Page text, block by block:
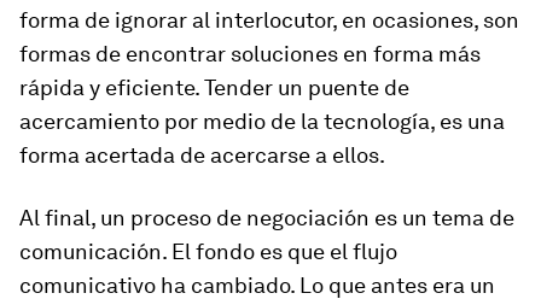
forma de ignorar al interlocutor, en ocasiones, son
formas de encontrar soluciones en forma más
rápida y eficiente. Tender un puente de
acercamiento por medio de la tecnología, es una
forma acertada de acercarse a ellos.
Al final, un proceso de negociación es un tema de
comunicación. El fondo es que el flujo
comunicativo ha cambiado. Lo que antes era un